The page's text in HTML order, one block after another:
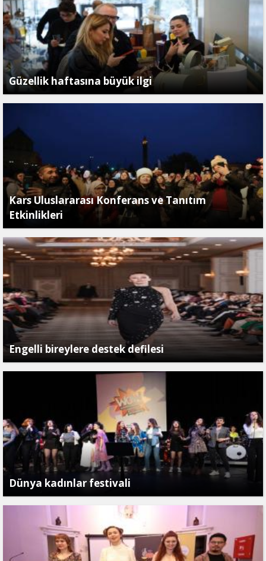
Güzellik haftasına büyük ilgi
Kars Uluslararası Konferans ve Tanıtım
Etkinlikleri
Engelli bireylere destek defilesi
Dünya kadınlar festivali